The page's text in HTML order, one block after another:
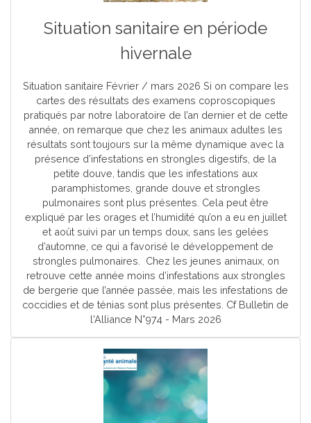
Situation sanitaire en période
hivernale
Situation sanitaire Février / mars 2026 Si on compare les
cartes des résultats des examens coproscopiques
pratiqués par notre laboratoire de l’an dernier et de cette
année, on remarque que chez les animaux adultes les
résultats sont toujours sur la même dynamique avec la
présence d’infestations en strongles digestifs, de la
petite douve, tandis que les infestations aux
paramphistomes, grande douve et strongles
pulmonaires sont plus présentes. Cela peut être
expliqué par les orages et l’humidité qu’on a eu en juillet
et août suivi par un temps doux, sans les gelées
d’automne, ce qui a favorisé le développement de
strongles pulmonaires. Chez les jeunes animaux, on
retrouve cette année moins d’infestations aux strongles
de bergerie que l’année passée, mais les infestations de
coccidies et de ténias sont plus présentes. Cf Bulletin de
l'Alliance N°974 - Mars 2026